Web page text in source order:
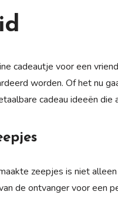
cadeautje voor een
worden. Of het nu
cadeau ideeën die
zeepjes is niet
de ontvanger voor een